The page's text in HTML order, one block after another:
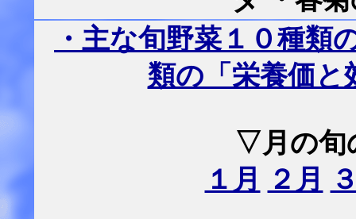
・主な旬野菜１０種類
類の「栄養価と
▽月の旬
１月
２月